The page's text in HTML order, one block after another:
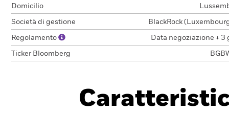
Domicilio
Società di gestione BlackRock
Regolamento Data negoziazione + 3
Ticker Bloomberg